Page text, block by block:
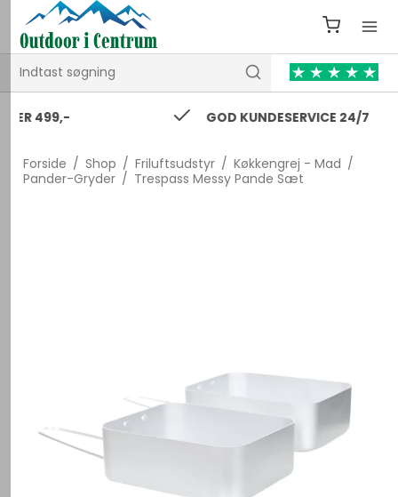
GOD KUNDESERVICE 24/7
Forside / Shop / Friluftsudstyr / Køkkengrej - Mad /
Pander-Gryder / Trespass Messy Pande Sæt